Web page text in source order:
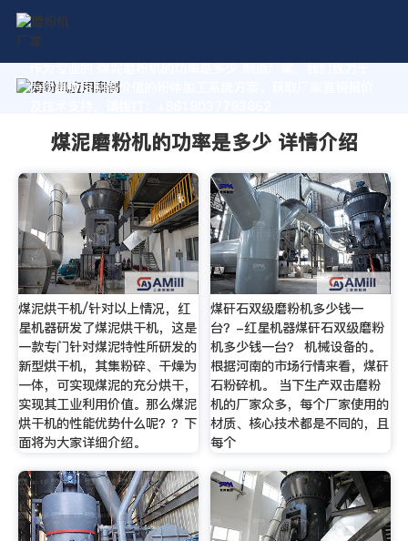
作为专业的 煤泥磨粉机的功率是多少 制造厂家，我们致力于
为您量身定制高价值的粉体加工系统方案。获取厂家直销报价
煤泥磨粉机的功率是多少 详情介绍
煤泥烘干机/针对以上情况，红
星机器研发了煤泥烘干机，这是
一款专门针对煤泥特性所研发的
新型烘干机，其集粉碎、干燥为
一体，可实现煤泥的充分烘干，
实现其工业利用价值。那么煤泥
烘干机的性能优势什么呢？？下
面将为大家详细介绍。
煤矸石双级磨粉机多少钱一
台？-红星机器煤矸石双级磨粉
机多少钱一台？ 机械设备的。
根据河南的市场行情来看，煤矸
石粉碎机。 当下生产双击磨粉
机的厂家众多，每个厂家使用的
材质、核心技术都是不同的，且
每个